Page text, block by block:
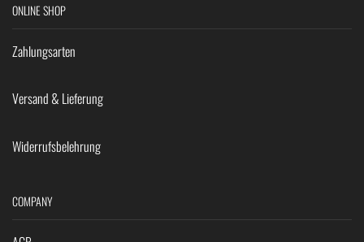
ONLINE SHOP
Zahlungsarten
Versand & Lieferung
Widerrufsbelehrung
COMPANY